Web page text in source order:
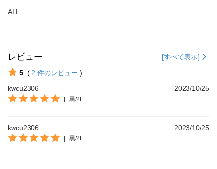
ALL
レビュー [すべて表示]
5 ( 2 件のレビュー )
kwcu2306
2023/10/25
黑/2L
kwcu2306 2023/10/25
黑/2L